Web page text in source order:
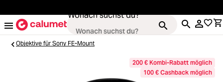
Wonach suchst du?
Objektive für Sony FE-Mount
200 € Kombi-Rabatt möglich
100 € Cashback möglich